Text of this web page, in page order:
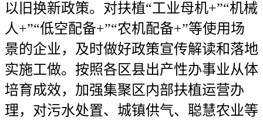
以旧换新政策。对扶植“工业母机+”“机械
人+”“低空配备+”“农机配备+”等使用场
景的企业，及时做好政策宣传解读和落地
实施工做。按照各区县出产性办事业从体
培育成效，加强集聚区内部扶植运营办
理，对污水处置、城镇供气、聪慧农业等